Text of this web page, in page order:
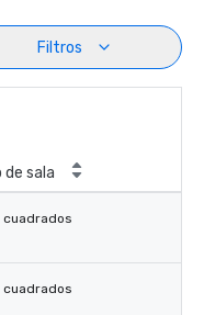
Filtros
de sala
cuadrados
cuadrados